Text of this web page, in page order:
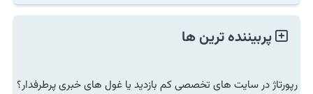
پربیننده ترین ها
رپورتاژ در سایت های تخصصی کم بازدید یا غول های خبری پرطرفدار؟